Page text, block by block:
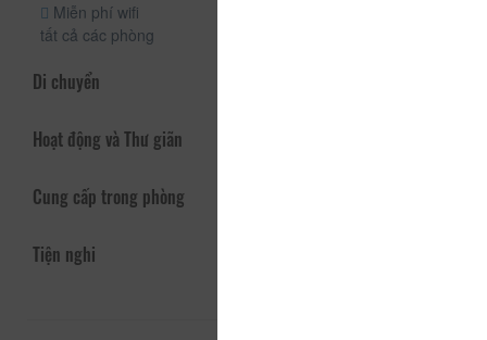
Miễn phí wifi
tất cả các phòng
Di chuyển
Hoạt động và Thư giãn
Cung cấp trong phòng
Tiện nghi